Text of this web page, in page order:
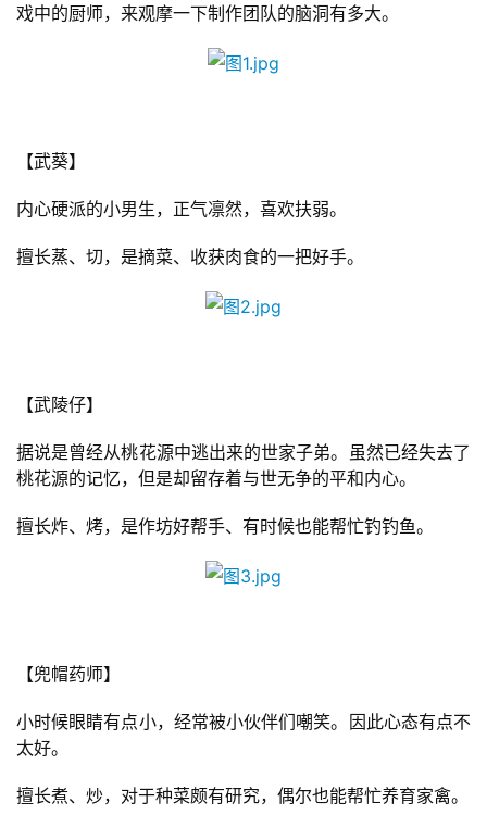
首
戏
业
机
游
戏
戏中的厨师，来观摩一下制作团队的脑洞有多大。
【武葵】
内心硬派的小男生，正气凛然，喜欢扶弱。
擅长蒸、切，是摘菜、收获肉食的一把好手。
【武陵仔】
据说是曾经从桃花源中逃出来的世家子弟。虽然已经失去了
桃花源的记忆，但是却留存着与世无争的平和内心。
擅长炸、烤，是作坊好帮手、有时候也能帮忙钓钓鱼。
【兜帽药师】
小时候眼睛有点小，经常被小伙伴们嘲笑。因此心态有点不
太好。
擅长煮、炒，对于种菜颇有研究，偶尔也能帮忙养育家禽。